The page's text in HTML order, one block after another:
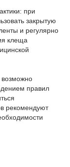
при
закрытую
и регулярно
клеща
возможно
правил
рекомендуют